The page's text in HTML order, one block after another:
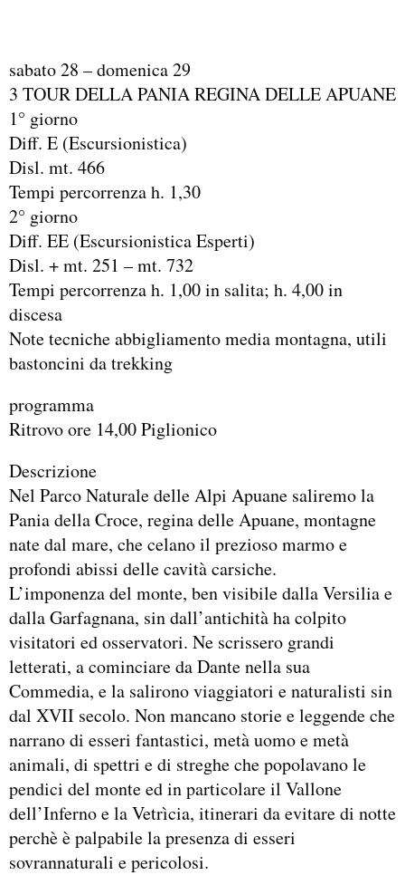
sabato 28 – domenica 29
3 TOUR DELLA PANIA REGINA DELLE APUANE
1° giorno
Diff. E (Escursionistica)
Disl. mt. 466
Tempi percorrenza h. 1,30
2° giorno
Diff. EE (Escursionistica Esperti)
Disl. + mt. 251 – mt. 732
Tempi percorrenza h. 1,00 in salita; h. 4,00 in
discesa
Note tecniche abbigliamento media montagna, utili
bastoncini da trekking
programma
Ritrovo ore 14,00 Piglionico
Descrizione
Nel Parco Naturale delle Alpi Apuane saliremo la
Pania della Croce, regina delle Apuane, montagne
nate dal mare, che celano il prezioso marmo e
profondi abissi delle cavità carsiche.
L’imponenza del monte, ben visibile dalla Versilia e
dalla Garfagnana, sin dall’antichità ha colpito
visitatori ed osservatori. Ne scrissero grandi
letterati, a cominciare da Dante nella sua
Commedia, e la salirono viaggiatori e naturalisti sin
dal XVII secolo. Non mancano storie e leggende che
narrano di esseri fantastici, metà uomo e metà
animali, di spettri e di streghe che popolavano le
pendici del monte ed in particolare il Vallone
dell’Inferno e la Vetrìcia, itinerari da evitare di notte
perchè è palpabile la presenza di esseri
sovrannaturali e pericolosi.